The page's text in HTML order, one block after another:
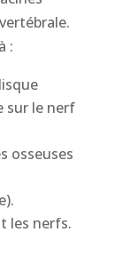
:
sur le nerf
osseuses
les nerfs.